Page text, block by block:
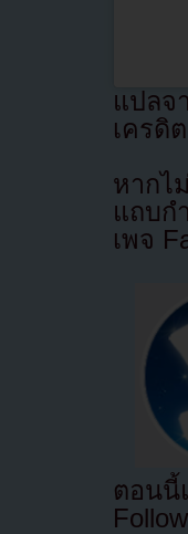
แปล
เครดิ
หากไ
แถบก
เพจ
ตอนนี้